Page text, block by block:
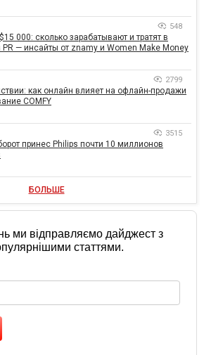
548
000: сколько зарабатывают и тратят в
PR — инсайты от znamy и Women Make Money
2799
как онлайн влияет на офлайн-продажи
COMFY
3515
принес Philips почти 10 миллионов
БОЛЬШЕ
ми відправляємо дайджест з
статтями.